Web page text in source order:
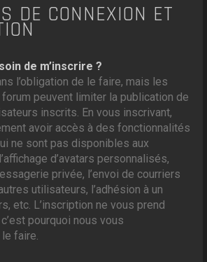
DE CONNEXION ET
de m’inscrire ?
l’obligation de le faire, mais les
peuvent limiter la publication de
inscrits. En vous inscrivant,
avoir accès à des fonctionnalités
ne sont pas disponibles aux
d’avatars personnalisés,
privée, l’envoi de courriers
utilisateurs, l’adhésion à un
etc. L’inscription ne vous prend
pourquoi nous vous
faire.